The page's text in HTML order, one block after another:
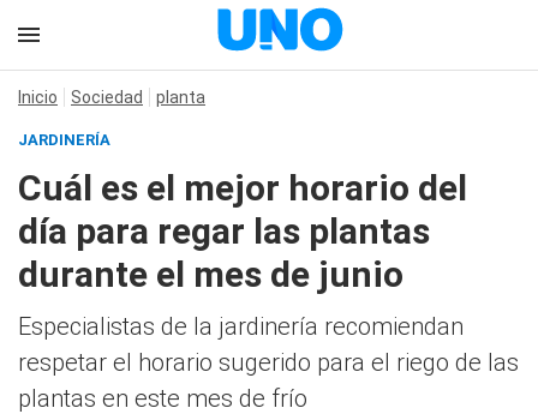
Inicio Sociedad planta
JARDINERÍA
Cuál es el mejor horario del
día para regar las plantas
durante el mes de junio
Especialistas de la jardinería recomiendan
respetar el horario sugerido para el riego de las
plantas en este mes de frío